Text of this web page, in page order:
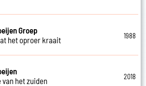
Groep
het oproer kraait
1988
van het zuiden
2018